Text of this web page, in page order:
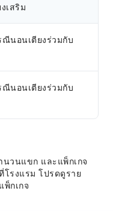
เสริม
ณีนอนเตียงร่วมกับ
ณีนอนเตียงร่วมกับ
นวนแขก และแพ็กเกจ
โรงแรม โปรดดูราย
พ็กเกจ